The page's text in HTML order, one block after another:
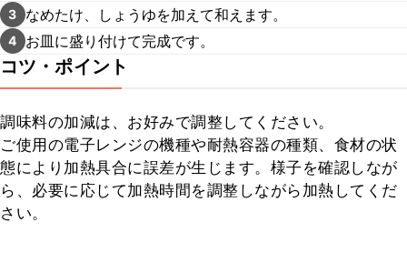
3 なめたけ、しょうゆを加えて和えます。
4 お皿に盛り付けて完成です。
コツ・ポイント
調味料の加減は、お好みで調整してください。
ご使用の電子レンジの機種や耐熱容器の種類、食材の状
態により加熱具合に誤差が生じます。様子を確認しなが
ら、必要に応じて加熱時間を調整しながら加熱してくだ
さい。